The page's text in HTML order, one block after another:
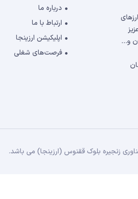
و...
6، ساختمان
درباره ما
ارتباط با ما
اپلیکیشن ارزینجا
فرصت‌های شغلی
زنجیره بلوک ققنوس (ارزینجا) می باشد.